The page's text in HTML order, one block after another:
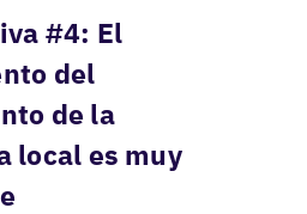
#4: El
del
de la
local es muy